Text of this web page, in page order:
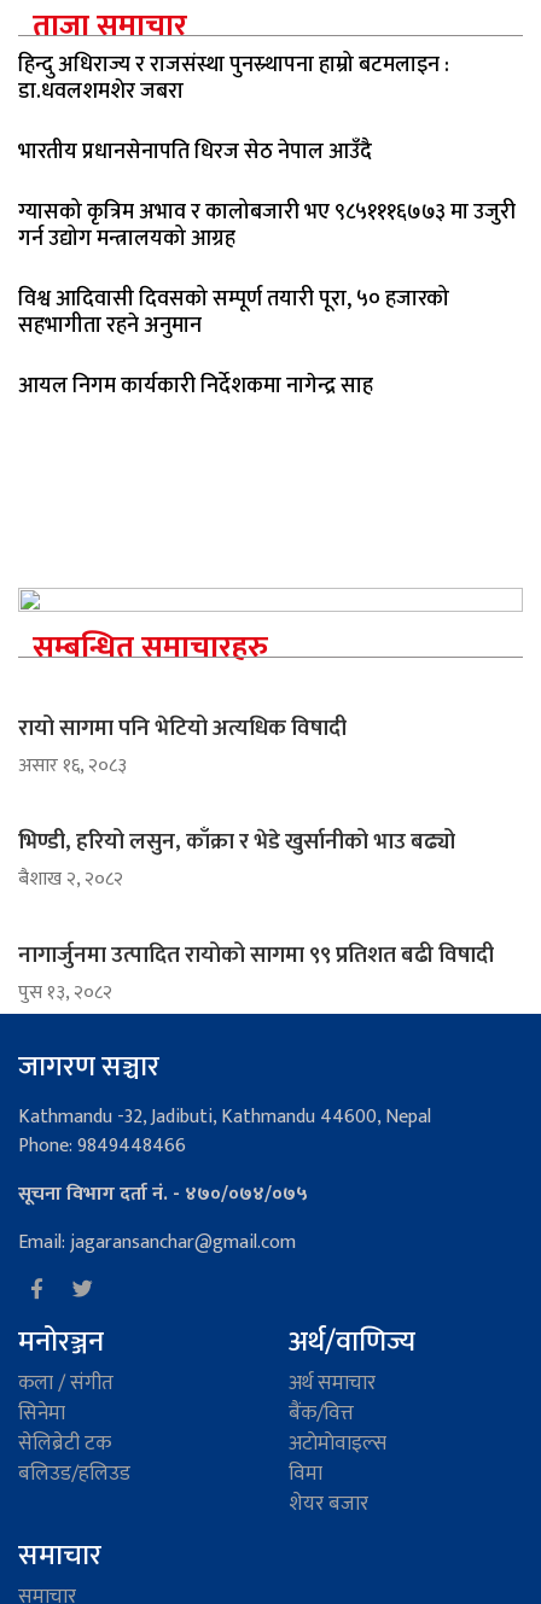
ताजा समाचार
हिन्दु अधिराज्य र राजसंस्था पुनस्र्थापना हाम्रो बटमलाइन :
डा.धवलशमशेर जबरा
भारतीय प्रधानसेनापति धिरज सेठ नेपाल आउँदै
ग्यासको कृत्रिम अभाव र कालोबजारी भए ९८५१११६७७३ मा उजुरी
गर्न उद्योग मन्त्रालयको आग्रह
विश्व आदिवासी दिवसको सम्पूर्ण तयारी पूरा, ५० हजारको
सहभागीता रहने अनुमान
आयल निगम कार्यकारी निर्देशकमा नागेन्द्र साह
सम्बन्धित समाचारहरु
रायो सागमा पनि भेटियो अत्यधिक विषादी
असार १६, २०८३
भिण्डी, हरियो लसुन, काँक्रा र भेडे खुर्सानीको भाउ बढ्यो
ब‌ैशाख २, २०८२
नागार्जुनमा उत्पादित रायोको सागमा ९९ प्रतिशत बढी विषादी
पुस १३, २०८२
जागरण सञ्चार
Kathmandu -32, Jadibuti, Kathmandu 44600, Nepal
Phone: 9849448466
सूचना विभाग दर्ता नं. - ४७०/०७४/०७५
Email: jagaransanchar@gmail.com
मनोरञ्जन
कला / संगीत
सिनेमा
सेलिब्रेटी टक
बलिउड/हलिउड
अर्थ/वाणिज्य
अर्थ समाचार
बैंक/वित्त
अटाेमाेवाइल्स
विमा
शेयर बजार
समाचार
समाचार